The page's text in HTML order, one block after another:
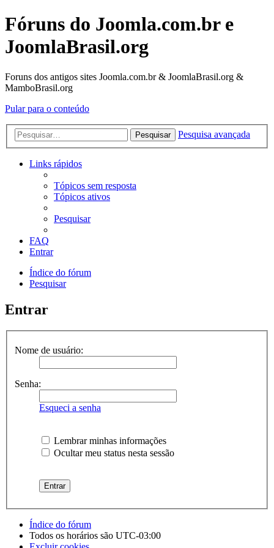
Fóruns do Joomla.com.br e
JoomlaBrasil.org
Foruns dos antigos sites Joomla.com.br & JoomlaBrasil.org &
MamboBrasil.org
Pular para o conteúdo
Pesquisar Pesquisa avançada
Links rápidos
Tópicos sem resposta
Tópicos ativos
Pesquisar
FAQ
Entrar
Índice do fórum
Pesquisar
Entrar
Nome de usuário:
Senha:
Esqueci a senha
Lembrar minhas informações
Ocultar meu status nesta sessão
Índice do fórum
Todos os horários são UTC-03:00